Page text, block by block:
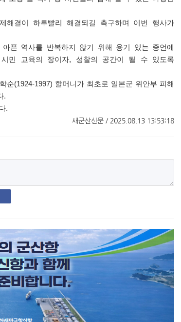
해결이 하루빨리 해결되길 촉구하며 이번 행사가
픈 역사를 반복하지 않기 위해 용기 있는 증언에
민 교육의 장이자, 성찰의 공간이 될 수 있도록
순(1924-1997) 할머니가 최초로 일본군 위안부 피해
.
.
새군산신문 / 2025.08.13 13:53:18